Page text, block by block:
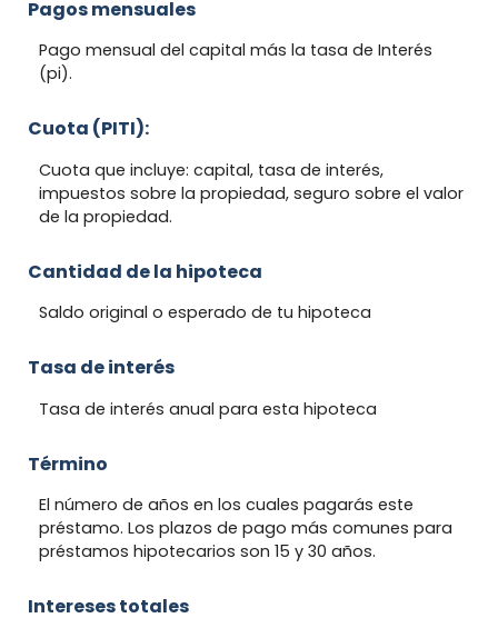
Pagos mensuales
Pago mensual del capital más la tasa de Interés
(pi).
Cuota (PITI):
Cuota que incluye: capital, tasa de interés,
impuestos sobre la propiedad, seguro sobre el valor
de la propiedad.
Cantidad de la hipoteca
Saldo original o esperado de tu hipoteca
Tasa de interés
Tasa de interés anual para esta hipoteca
Término
El número de años en los cuales pagarás este
préstamo. Los plazos de pago más comunes para
préstamos hipotecarios son 15 y 30 años.
Intereses totales